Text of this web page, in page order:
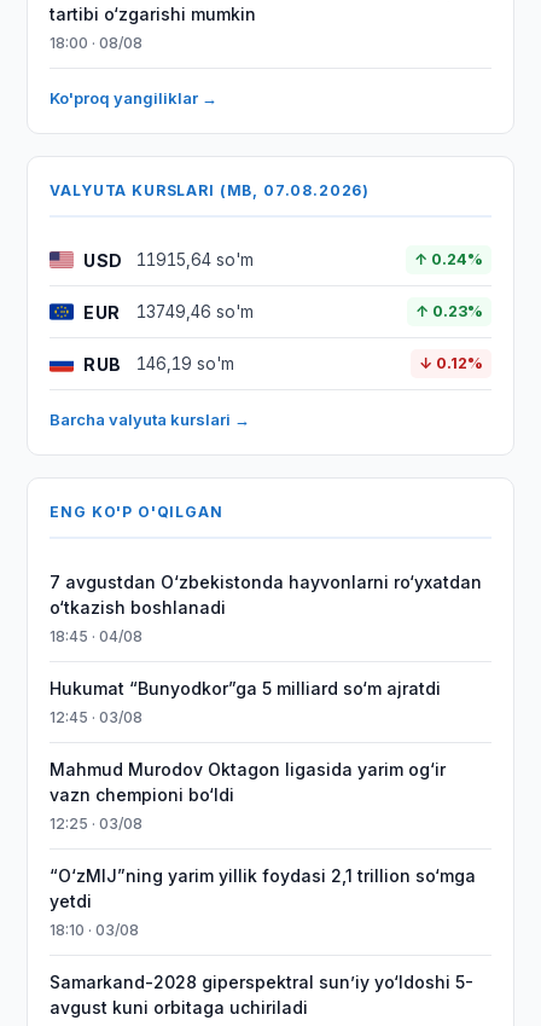
tartibi o‘zgarishi mumkin
18:00 · 08/08
Ko'proq yangiliklar →
VALYUTA KURSLARI (MB, 07.08.2026)
USD 11915,64 so'm ↑ 0.24%
EUR 13749,46 so'm ↑ 0.23%
RUB 146,19 so'm ↓ 0.12%
Barcha valyuta kurslari →
ENG KO'P O'QILGAN
7 avgustdan O‘zbekistonda hayvonlarni ro‘yxatdan
o‘tkazish boshlanadi
18:45 · 04/08
Hukumat “Bunyodkor”ga 5 milliard so‘m ajratdi
12:45 · 03/08
Mahmud Murodov Oktagon ligasida yarim og‘ir
vazn chempioni bo‘ldi
12:25 · 03/08
“O‘zMIJ”ning yarim yillik foydasi 2,1 trillion so‘mga
yetdi
18:10 · 03/08
Samarkand-2028 giperspektral sun’iy yo‘ldoshi 5-
avgust kuni orbitaga uchiriladi